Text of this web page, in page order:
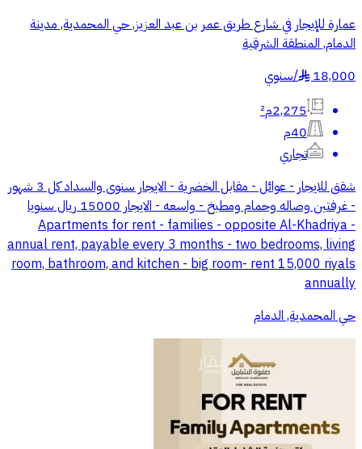
عمارة للإيجار في شارع طريق عمر بن عبد العزيز, حي المحمدية, مدينة
الدمام, المنطقة الشرقية
18,000
§
/سنوي
2,275م²
40م
تجاري
شقق للايجار - عوائل - مقابل الخضرية - الايجار سنوى والسداد كل 3 شهور
- غرفتين وصاله وحمام ومطبخ - واسعه - الايجار 15000 ريال سنويا
Apartments for rent - families - opposite Al-Khadriya -
annual rent, payable every 3 months - two bedrooms, living
room, bathroom, and kitchen - big room- rent 15,000 riyals
annually
حي المحمدية, الدمام